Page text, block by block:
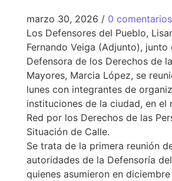
marzo 30, 2026 / 0 comentarios
Los Defensores del Pueblo,
Fernando Veiga (Adjunto), junto
Defensora de los Derechos de
Mayores, Marcia López, se
lunes con integrantes de
instituciones de la ciudad, en el
Red por los Derechos de las
Situación de Calle.
Se trata de la primera reunión
autoridades de la Defensoría
quienes asumieron en